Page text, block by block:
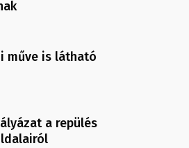
műve is látható
a repülés